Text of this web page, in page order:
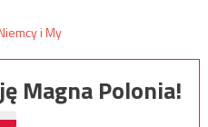
Magna Polonia!